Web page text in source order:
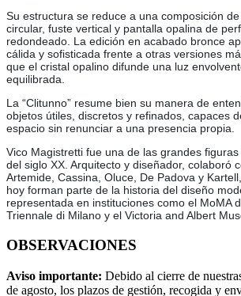
Su estructura se reduce a una composición
circular, fuste vertical y pantalla opalina de
redondeado. La edición en acabado bronce
cálida y sofisticada frente a otras versiones
que el cristal opalino difunde una luz
equilibrada.
La “Clitunno” resume bien su manera de
objetos útiles, discretos y refinados, capaces
espacio sin renunciar a una presencia propia.
Vico Magistretti fue una de las grandes
del siglo XX. Arquitecto y diseñador, colaboró
Artemide, Cassina, Oluce, De Padova y
hoy forman parte de la historia del diseño
representada en instituciones como el MoMA
Triennale di Milano y el Victoria and Albert
OBSERVACIONES
Aviso importante: Debido al cierre de
de agosto, los plazos de gestión, recogida y